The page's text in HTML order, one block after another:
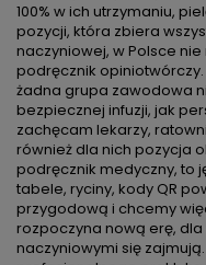
100% w ich utrzymaniu,
pozycji, która zbiera
naczyniowej, w Polsce
podręcznik opiniotwórczy.
żadna grupa zawodowa
bezpiecznej infuzji, jak
zachęcam lekarzy,
również dla nich pozycja
podręcznik medyczny, to
tabele, ryciny, kody QR
przygodową i chcemy
rozpoczyna nową erę,
naczyniowymi się